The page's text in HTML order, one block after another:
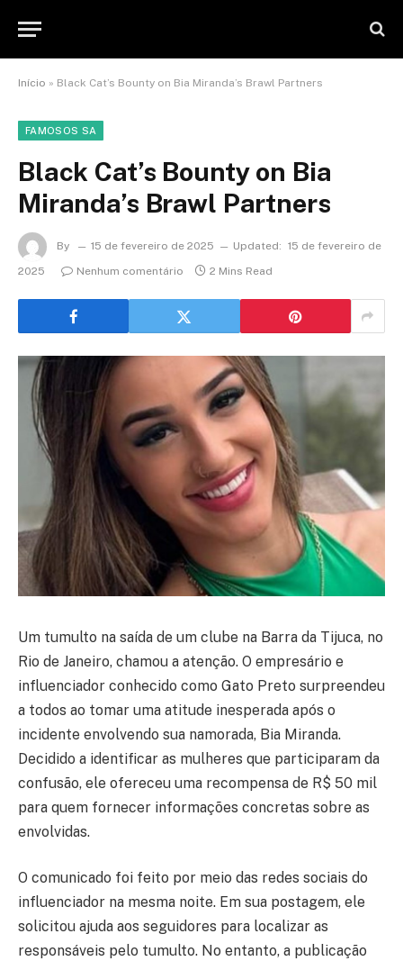
Início » Black Cat’s Bounty on Bia Miranda’s Brawl Partners
FAMOSOS SA
Black Cat’s Bounty on Bia
Miranda’s Brawl Partners
By 15 de fevereiro de 2025 Updated: 15 de fevereiro de
2025
Nenhum comentário 2 Mins Read
Um tumulto na saída de um clube na Barra da Tijuca, no
Rio de Janeiro, chamou a atenção. O empresário e
influenciador conhecido como Gato Preto surpreendeu
a todos ao tomar uma atitude inesperada após o
incidente envolvendo sua namorada, Bia Miranda.
Decidido a identificar as mulheres que participaram da
confusão, ele ofereceu uma recompensa de R$ 50 mil
para quem fornecer informações concretas sobre as
envolvidas.
O comunicado foi feito por meio das redes sociais do
influenciador na mesma noite. Em sua postagem, ele
solicitou ajuda aos seguidores para localizar as
responsáveis pelo tumulto. No entanto, a publicação